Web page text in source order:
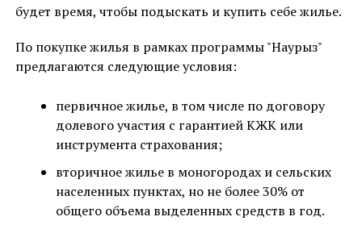
будет время, чтобы подыскать и купить себе жилье.
По покупке жилья в рамках программы "Наурыз"
предлагаются следующие условия:
первичное жилье, в том числе по договору
долевого участия с гарантией КЖК или
инструмента страхования;
вторичное жилье в моногородах и сельских
населенных пунктах, но не более 30% от
общего объема выделенных средств в год.